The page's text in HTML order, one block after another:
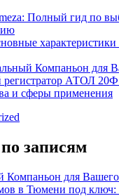
Полный гид по
характеристики
Компаньон для
АТОЛ
и сферы применения
записям
Компаньон для Вашего
в Тюмени под ключ: